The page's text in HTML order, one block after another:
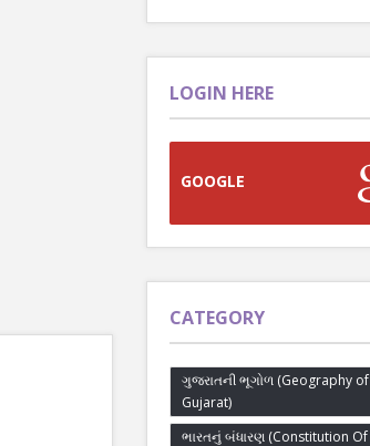
LOGIN HERE
GOOGLE
CATEGORY
ગુજરાતની ભૂગોળ (Geography of
Gujarat)
ભારતનું બંધારણ (Constitution Of